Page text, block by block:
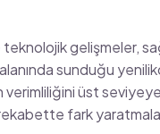
gelişmeler,
sunduğu
üst
fark